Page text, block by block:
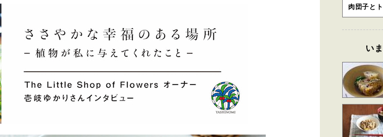
肉団子と
い